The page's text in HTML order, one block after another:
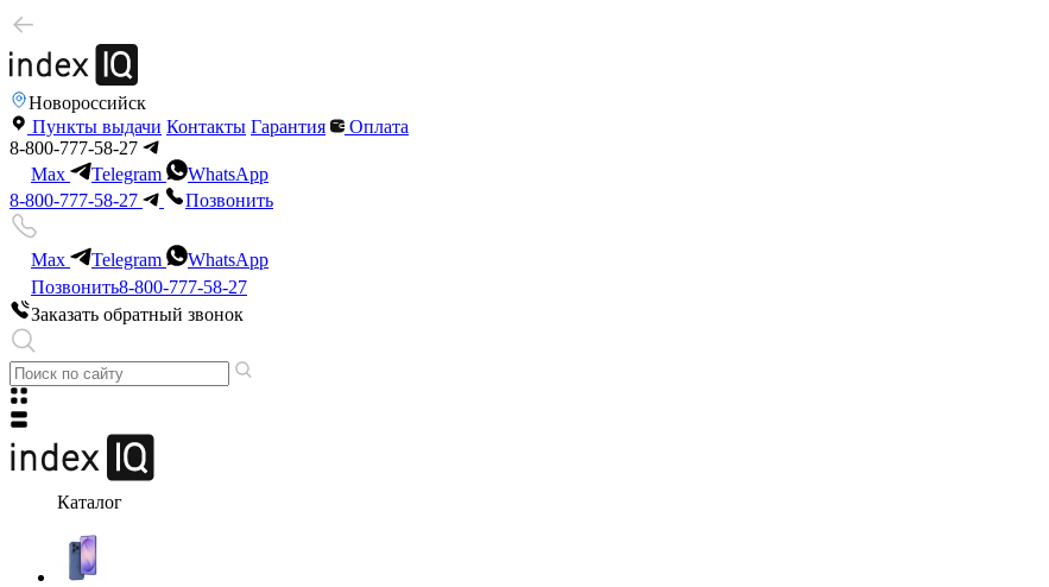
Новороссийск
Пункты выдачи Контакты Гарантия
Оплата
8-800-777-58-27
Max
Telegram
WhatsApp
8-800-777-58-27
Позвонить
Max Telegram
WhatsApp
Позвонить8-800-777-58-27
Заказать обратный звонок
Каталог